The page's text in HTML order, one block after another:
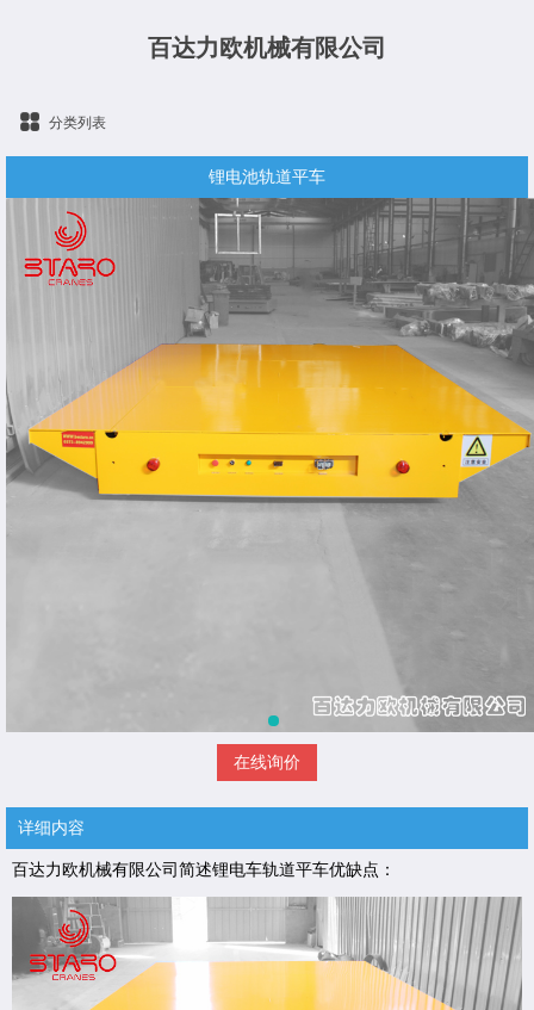
百达力欧机械有限公司
分类列表
锂电池轨道平车
在线询价
详细内容
百达力欧机械有限公司简述锂电车轨道平车优缺点：